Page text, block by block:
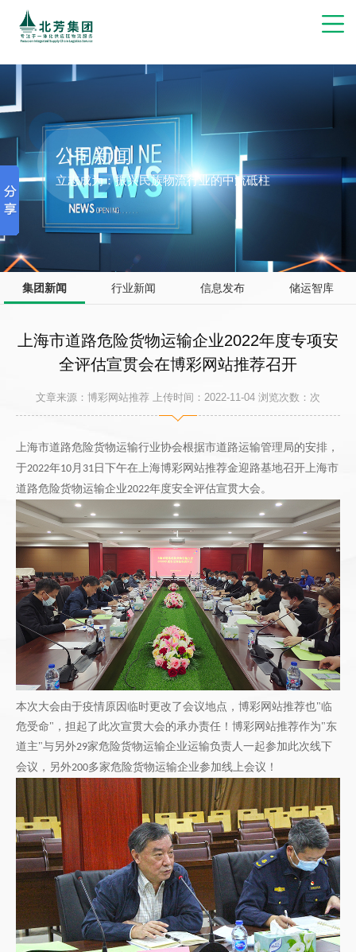
博彩网站推荐
公司新闻
立志成为：振兴民族物流行业的中流砥柱
集团新闻 行业新闻 信息发布 储运智库
上海市道路危险货物运输企业2022年度专项安
全评估宣贯会在博彩网站推荐召开
文章来源：博彩网站推荐 上传时间：2022-11-04 浏览次数： 次
上海市道路危险货物运输行业协会根据市道路运输管理局的安排，
于2022年10月 31 日下午在上海博彩网站推荐金迎路基地召开上海市
道路危险货物运输企业2022年度安全评估宣贯大会。
本次大会由于疫情原因临时更改了会议地点，博彩网站推荐也"临
危受命"，担起了此次宣贯大会的承办责任！博彩网站推荐作为"东
道主"与另外29家危险货物运输企业运输负责人一起参加此次线下
会议，另外200多家危险货物运输企业参加线上会议！